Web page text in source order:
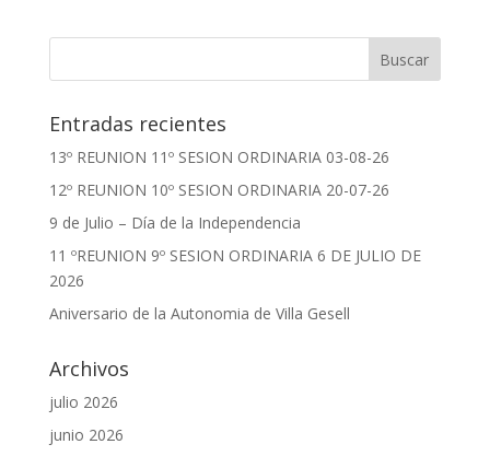
Entradas recientes
13º REUNION 11º SESION ORDINARIA 03-08-26
12º REUNION 10º SESION ORDINARIA 20-07-26
9 de Julio – Día de la Independencia
11 ºREUNION 9º SESION ORDINARIA 6 DE JULIO DE
2026
Aniversario de la Autonomia de Villa Gesell
Archivos
julio 2026
junio 2026